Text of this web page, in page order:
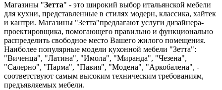
Магазины "Зетта" - это широкий выбор итальянской мебели
для кухни, представленные в стилях модерн, классика, хайтек
и кантри. Магазины "Зетта"предлагают услуги дизайнера-
проектировщика, помогающего правильно и функционально
распределить свободное место Вашего жилого помещения.
Наиболее популярные модели кухонной мебели "Зетта":
"Виченца", "Латина", "Имола", "Миранда", "Чезена",
"Салерно", "Парма", "Павия", "Модена", "Аркобалена", -
соответствуют самым высоким техническим требованиям,
предъявляемых мебели.